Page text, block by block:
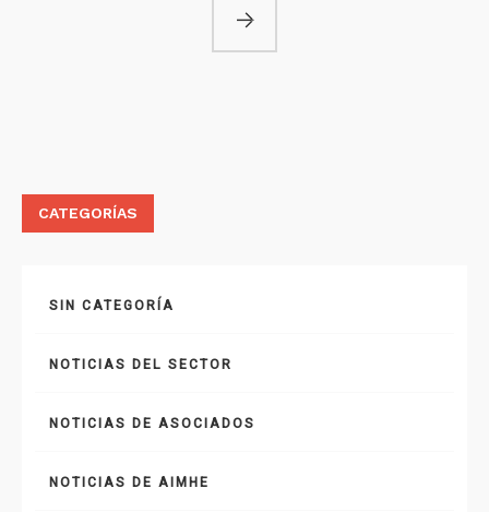
CATEGORÍAS
SIN CATEGORÍA
NOTICIAS DEL SECTOR
NOTICIAS DE ASOCIADOS
NOTICIAS DE AIMHE